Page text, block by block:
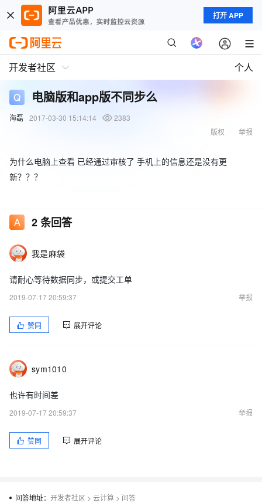
打开 APP
开发者社区 个人
电脑版和app版不同步么
海磊 2017-03-30 15:14:14
2383
举报
版权
为什么电脑上查看 已经通过审核了 手机上的信息还是没有更
新？？？
2条回答
我是麻袋
请耐心等待数据同步，或提交工单
2019-07-17 20:59:37
举报
赞同 展开评论
sym1010
也许有时间差
2019-07-17 20:59:37
举报
赞同 展开评论
问答地址： 开发者社区 > 云计算 > 问答